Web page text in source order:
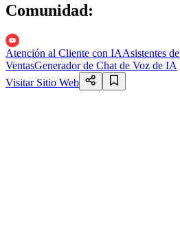
Comunidad:
Atención al Cliente con IAAsistentes
VentasGenerador de Chat de Voz de IA
Visitar Sitio Web